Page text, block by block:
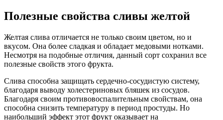
Полезные свойства сливы желтой
Желтая слива отличается не только своим цветом, но и
вкусом. Она более сладкая и обладает медовыми нотками.
Несмотря на подобные отличия, данный сорт сохранил все
полезные свойств этого фрукта.
Слива способна защищать сердечно-сосудистую систему,
благодаря выводу холестериновых бляшек из сосудов.
Благодаря своим противовоспалительным свойствам, она
способна снизить температуру в период простуды. Но
наибольший эффект этот фрукт оказывает на